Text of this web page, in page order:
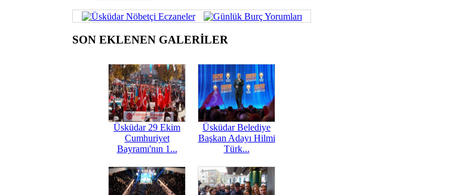
SON EKLENEN GALERİLER
Üsküdar 29 Ekim
Cumhuriyet
Bayramı'nın 1...
Üsküdar Belediye
Başkan Adayı Hilmi
Türk...